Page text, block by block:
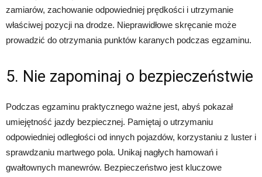
zamiarów, zachowanie odpowiedniej prędkości i utrzymanie
właściwej pozycji na drodze. Nieprawidłowe skręcanie może
prowadzić do otrzymania punktów karanych podczas egzaminu.
5. Nie zapominaj o bezpieczeństwie
Podczas egzaminu praktycznego ważne jest, abyś pokazał
umiejętność jazdy bezpiecznej. Pamiętaj o utrzymaniu
odpowiedniej odległości od innych pojazdów, korzystaniu z luster i
sprawdzaniu martwego pola. Unikaj nagłych hamowań i
gwałtownych manewrów. Bezpieczeństwo jest kluczowe